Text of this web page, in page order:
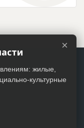
×
жилые,
культурные